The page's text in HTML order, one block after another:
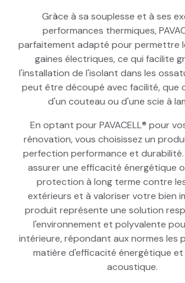
Grâce à sa souplesse et à ses
performances thermiques,
parfaitement adapté pour permettre
gaines électriques, ce qui facilite
l'installation de l'isolant dans les
peut être découpé avec facilité, que
d'un couteau ou d'une scie à
En optant pour PAVACELL® pour
rénovation, vous choisissez un
perfection performance et
assurer une efficacité énergétique
protection à long terme contre
extérieurs et à valoriser votre bien
produit représente une solution
l'environnement et polyvalente
intérieure, répondant aux normes les
matière d'efficacité énergétique
acoustique.